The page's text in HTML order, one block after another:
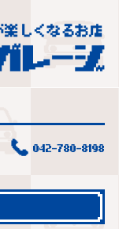
042-780-8198